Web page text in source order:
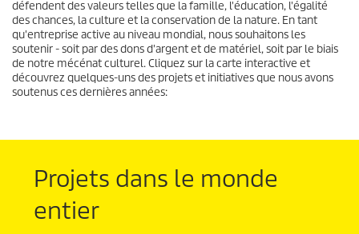
défendent des valeurs telles que la famille, l'éducation, l'égalité
des chances, la culture et la conservation de la nature. En tant
qu'entreprise active au niveau mondial, nous souhaitons les
soutenir - soit par des dons d'argent et de matériel, soit par le biais
de notre mécénat culturel. Cliquez sur la carte interactive et
découvrez quelques-uns des projets et initiatives que nous avons
soutenus ces dernières années:
Projets dans le monde
entier